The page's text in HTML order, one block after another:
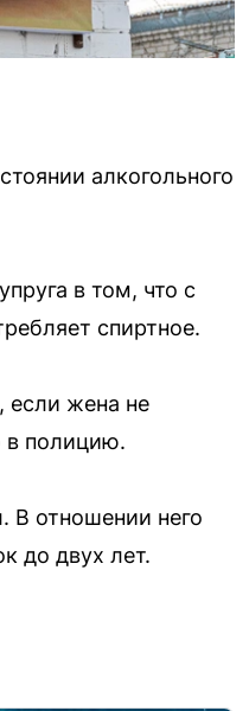
алкогольного
в том, что с
спиртное.
если жена не
в полицию.
В отношении него
до двух лет.